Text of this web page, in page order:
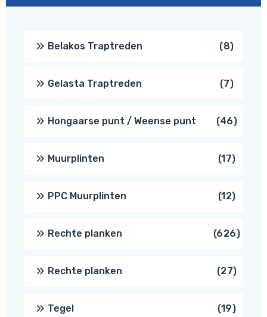
Belakos Traptreden 88
Gelasta Traptreden 77
Hongaarse punt / Weense punt 4646
Muurplinten 1717
PPC Muurplinten 1212
Rechte planken 626626
Rechte planken 2727
Tegel 1919